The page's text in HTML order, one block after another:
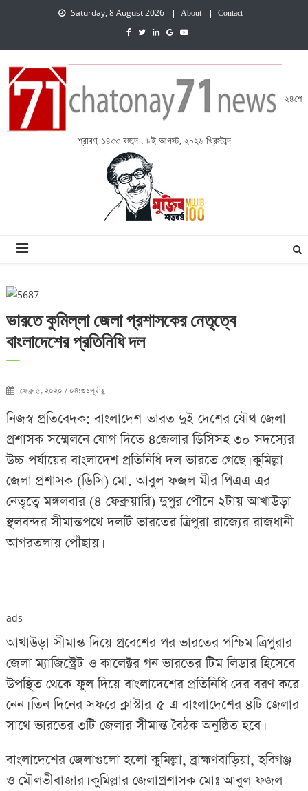
Saturday, 8 August 2026 About Contact
২৪শে
শ্রাবণ, ১৪৩৩ বঙ্গাব্দ . ৮ই আগস্ট, ২০২৬ খ্রিস্টাব্দ
ভারতে কুমিল্লা জেলা প্রশাসকের নেতৃত্বে
বাংলাদেশের প্রতিনিধি দল
ফেব্রু ৫, ২০২০ / ০৪:৩১পূর্বাহ্ণ
নিজস্ব প্রতিবেদক: বাংলাদেশ-ভারত দুই দেশের যৌথ জেলা
প্রশাসক সম্মেলনে যোগ দিতে ৪জেলার ডিসিসহ ৩০ সদস্যের
উচ্চ পর্যায়ের বাংলাদেশ প্রতিনিধি দল ভারতে গেছে। কুমিল্লা
জেলা প্রশাসক (ডিসি) মো. আবুল ফজল মীর পিএএ এর
নেতৃত্বে মঙ্গলবার (৪ ফেব্রুয়ারি) দুপুর পৌনে ২টায় আখাউড়া
স্থলবন্দর সীমান্তপথে দলটি ভারতের ত্রিপুরা রাজ্যের রাজধানী
আগরতলায় পৌঁছায়।
ads
আখাউড়া সীমান্ত দিয়ে প্রবেশের পর ভারতের পশ্চিম ত্রিপুরার
জেলা ম্যাজিস্ট্রেট ও কালেক্টর গন ভারতের টিম লিডার হিসেবে
উপস্থিত থেকে ফুল দিয়ে বাংলাদেশের প্রতিনিধি দের বরণ করে
নেন। তিন দিনের সফরে ক্লাস্টার-৫ এ বাংলাদেশের ৪টি জেলার
সাথে ভারতের ৩টি জেলার সীমান্ত বৈঠক অনুষ্ঠিত হবে।
বাংলাদেশের জেলাগুলো হলো কুমিল্লা, ব্রাহ্মণবাড়িয়া, হবিগঞ্জ
ও মৌলভীবাজার। কুমিল্লার জেলাপ্রশাসক মোঃ আবুল ফজল